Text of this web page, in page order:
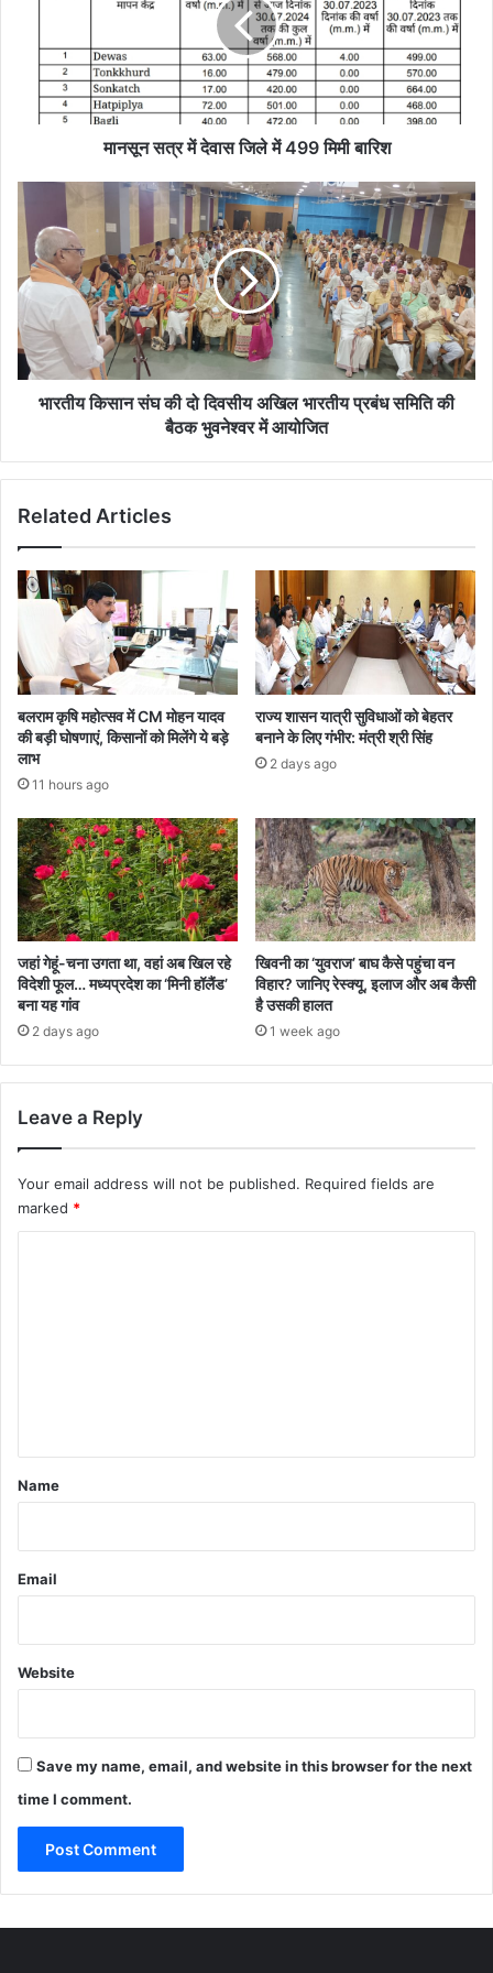
बारिश
मानसून सत्र में देवास जिले में 499 मिमी बारिश
भारतीय
किसान
संघ
की
दो
दिवसीय
अखिल
भारतीय
प्रबंध
समिति
आयोजित
भारतीय किसान संघ की दो दिवसीय अखिल भारतीय प्रबंध समिति की
बैठक भुवनेश्वर में आयोजित
Related Articles
बलराम कृषि महोत्सव में CM मोहन यादव
की बड़ी घोषणाएं, किसानों को मिलेंगे ये बड़े
लाभ
11 hours ago
राज्य शासन यात्री सुविधाओं को बेहतर
बनाने के लिए गंभीर: मंत्री श्री सिंह
2 days ago
जहां गेहूं-चना उगता था, वहां अब खिल रहे
विदेशी फूल… मध्यप्रदेश का ‘मिनी हॉलैंड’
बना यह गांव
2 days ago
खिवनी का ‘युवराज’ बाघ कैसे पहुंचा वन
विहार? जानिए रेस्क्यू, इलाज और अब कैसी
है उसकी हालत
1 week ago
Leave a Reply
Your email address will not be published. Required fields are
marked *
*
Name
Email
Website
Save my name, email, and website in this browser for the next
time I comment.